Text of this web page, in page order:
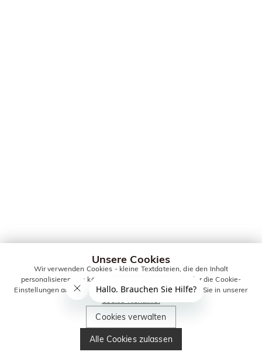
Unsere Cookies
Wir verwenden Cookies - kleine Textdateien, die den Inhalt
personalisieren. Sie können alle Cookies zulassen oder die Cookie-
Einstellungen anpassen. Weitere Informationen erhalten Sie in unserer
Cookie-Richtlinie.
Cookies verwalten
Alle Cookies zulassen